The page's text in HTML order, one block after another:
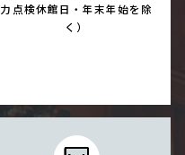
力点検休館日・年末年始を除
く）